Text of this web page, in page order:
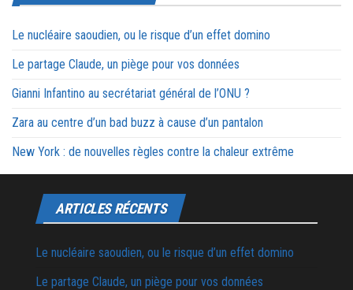
Le nucléaire saoudien, ou le risque d’un effet domino
Le partage Claude, un piège pour vos données
Gianni Infantino au secrétariat général de l’ONU ?
Zara au centre d’un bad buzz à cause d’un pantalon
New York : de nouvelles règles contre la chaleur extrême
ARTICLES RÉCENTS
Le nucléaire saoudien, ou le risque d’un effet domino
Le partage Claude, un piège pour vos données